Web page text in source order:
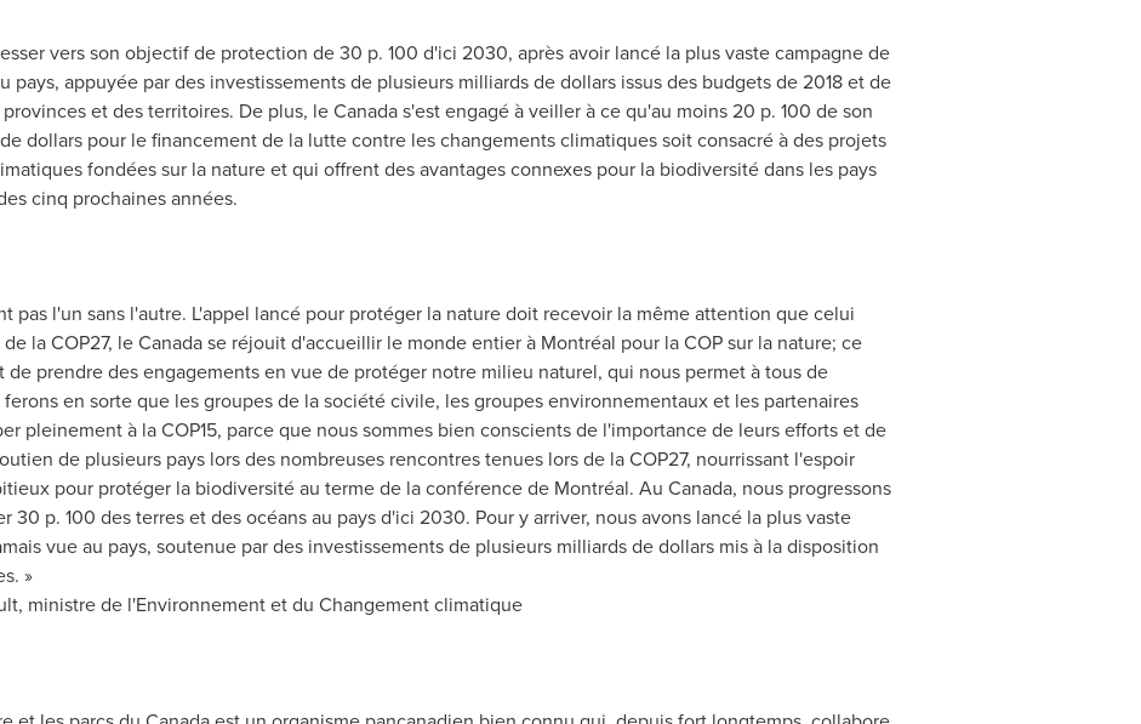
vers son objectif de protection de 30 p. 100 d'ici 2030, après avoir lancé la plus vaste campagne de
pays, appuyée par des investissements de plusieurs milliards de dollars issus des budgets de2018 etde
et des territoires. De plus, le Canada s'est engagé à veiller à ce qu'au moins 20 p. 100 de son
dollars pour le financement de la lutte contre les changements climatiques soit consacré à des projets
fondées sur la nature et qui offrent des avantages connexes pour la biodiversité dans les pays
cinq prochaines années.
pas l'un sans l'autre. L'appel lancé pour protéger la nature doit recevoir la même attention que celui
laCOP27, le Canada se réjouit d'accueillir le monde entier à Montréal pour la COP sur la nature; ce
de prendre des engagements en vue de protéger notre milieu naturel, qui nous permet à tous de
en sorte que les groupes de la société civile, les groupes environnementaux et les partenaires
pleinement à laCOP15, parce que nous sommes bien conscients de l'importance de leurs efforts et de
de plusieurs pays lors des nombreuses rencontres tenues lors de laCOP27, nourrissant l'espoir
pour protéger la biodiversité au terme de la conférence de Montréal. Au Canada, nous progressons
p. 100 des terres et des océans au pays d'ici 2030. Pour y arriver, nous avons lancé la plus vaste
vue au pays, soutenue par des investissements de plusieurs milliards de dollars mis à la disposition
»
ministre de l'Environnement et du Changement climatique